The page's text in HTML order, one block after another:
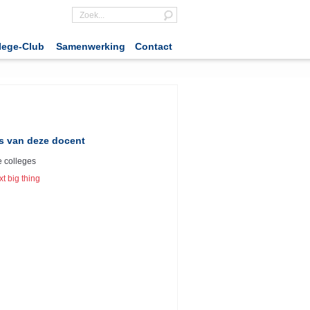
Club Samenwerking Contact
van deze docent
colleges
big thing